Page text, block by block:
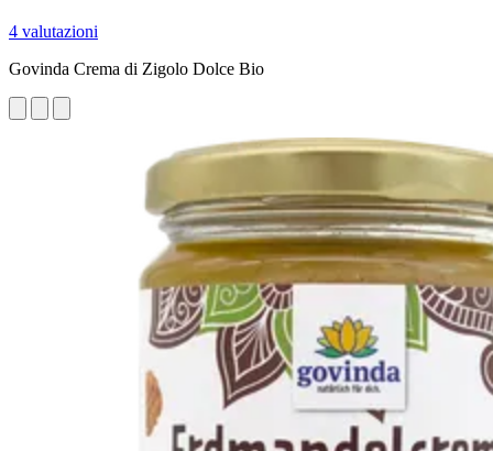
4 valutazioni
Govinda Crema di Zigolo Dolce Bio